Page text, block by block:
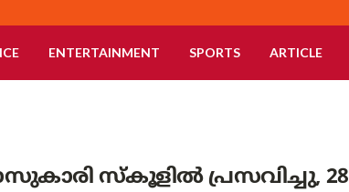
ENTERTAINMENT SPORTS ARTICLE
സ്‌കൂളിൽ പ്രസവിച്ചു, 28